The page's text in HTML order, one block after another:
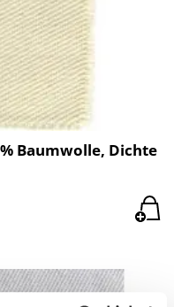
Baumwolle, Dichte